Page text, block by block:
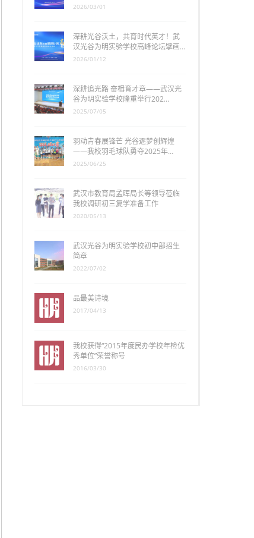
2026/03/01
深耕光谷沃土，共育时代英才！武
汉光谷为明实验学校高峰论坛擘画…
2026/01/12
深耕追光路 奋楫育才章——武汉光
谷为明实验学校隆重举行202…
2025/07/05
羽动青春展锋芒 光谷逐梦创辉煌
——我校羽毛球队勇夺2025年…
2025/06/25
武汉市教育局孟晖局长等领导莅临
我校调研初三复学准备工作
2020/05/13
武汉光谷为明实验学校初中部招生
简章
2022/07/02
品最美诗境
2017/04/13
我校获得“2015年度民办学校年检优
秀单位”荣誉称号
2016/03/30